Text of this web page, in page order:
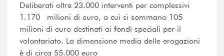
Deliberati oltre 23.000 interventi per complessivi
1.170 milioni di euro, a cui si sommano 105
milioni di euro destinati ai fondi speciali per il
volontariato. La dimensione media delle erogazioni
è di circa 55.000 euro